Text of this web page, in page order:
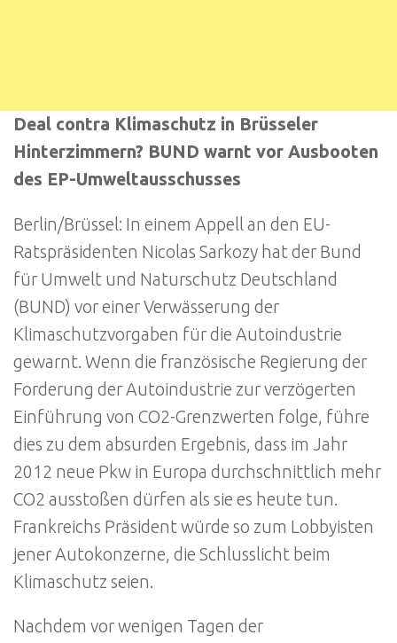
Deal contra Klimaschutz in Brüsseler
Hinterzimmern? BUND warnt vor Ausbooten
des EP-Umweltausschusses
Berlin/Brüssel: In einem Appell an den EU-
Ratspräsidenten Nicolas Sarkozy hat der Bund
für Umwelt und Naturschutz Deutschland
(BUND) vor einer Verwässerung der
Klimaschutzvorgaben für die Autoindustrie
gewarnt. Wenn die französische Regierung der
Forderung der Autoindustrie zur verzögerten
Einführung von CO2-Grenzwerten folge, führe
dies zu dem absurden Ergebnis, dass im Jahr
2012 neue Pkw in Europa durchschnittlich mehr
CO2 ausstoßen dürfen als sie es heute tun.
Frankreichs Präsident würde so zum Lobbyisten
jener Autokonzerne, die Schlusslicht beim
Klimaschutz seien.
Nachdem vor wenigen Tagen der